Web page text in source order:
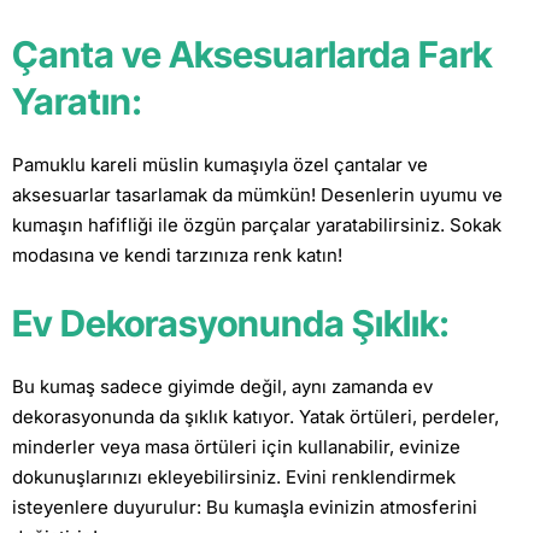
Çanta ve Aksesuarlarda Fark
Yaratın:
Pamuklu kareli müslin kumaşıyla özel çantalar ve
aksesuarlar tasarlamak da mümkün! Desenlerin uyumu ve
kumaşın hafifliği ile özgün parçalar yaratabilirsiniz. Sokak
modasına ve kendi tarzınıza renk katın!
Ev Dekorasyonunda Şıklık:
Bu kumaş sadece giyimde değil, aynı zamanda ev
dekorasyonunda da şıklık katıyor. Yatak örtüleri, perdeler,
minderler veya masa örtüleri için kullanabilir, evinize
dokunuşlarınızı ekleyebilirsiniz. Evini renklendirmek
isteyenlere duyurulur: Bu kumaşla evinizin atmosferini